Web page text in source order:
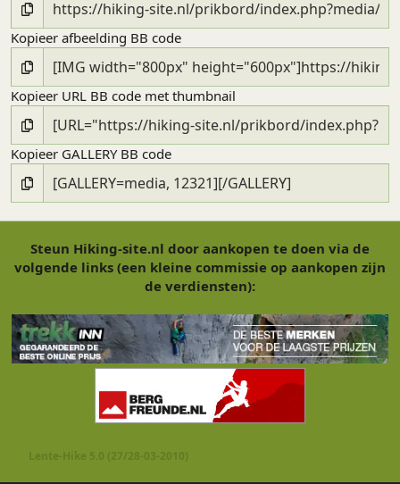
Kopieer afbeelding BB code
Kopieer URL BB code met thumbnail
Kopieer GALLERY BB code
Steun Hiking-site.nl door aankopen te doen via de
volgende links (een kleine commissie op aankopen zijn
de verdiensten):